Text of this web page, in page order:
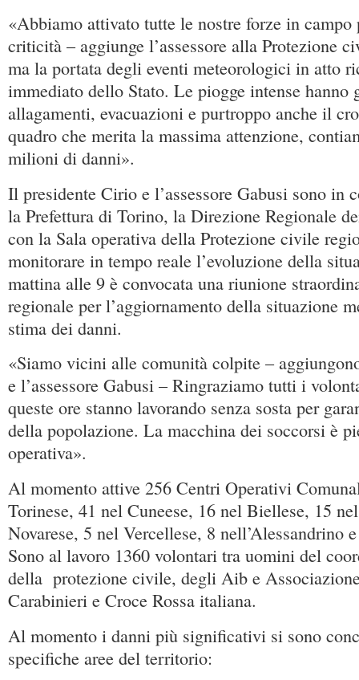
«Abbiamo attivato tutte le nostre forze in campo
criticità – aggiunge l’assessore alla Protezione
ma la portata degli eventi meteorologici in atto
immediato dello Stato. Le piogge intense hanno
allagamenti, evacuazioni e purtroppo anche il
quadro che merita la massima attenzione,
milioni di danni».
Il presidente Cirio e l’assessore Gabusi sono in
la Prefettura di Torino, la Direzione Regionale
con la Sala operativa della Protezione civile
monitorare in tempo reale l’evoluzione della
mattina alle 9 è convocata una riunione
regionale per l’aggiornamento della situazione
stima dei danni.
«Siamo vicini alle comunità colpite –
e l’assessore Gabusi – Ringraziamo tutti i
queste ore stanno lavorando senza sosta per
della popolazione. La macchina dei soccorsi è
operativa».
Al momento attive 256 Centri Operativi
Torinese, 41 nel Cuneese, 16 nel Biellese, 15
Novarese, 5 nel Vercellese, 8 nell’Alessandrino
Sono al lavoro 1360 volontari tra uomini del
della protezione civile, degli Aib e
Carabinieri e Croce Rossa italiana.
Al momento i danni più significativi si sono
specifiche aree del territorio: